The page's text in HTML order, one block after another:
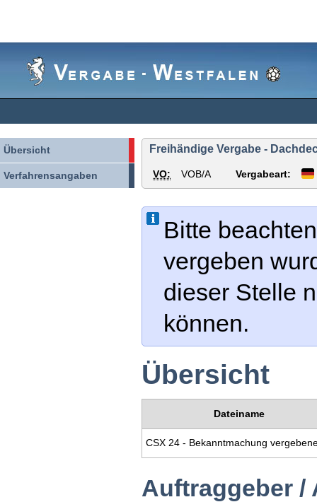
Übersicht
Verfahrensangaben
Freihändige Vergabe -
VO: VOB/A Vergabeart:
Bitte
vergeben
dieser Stelle
können.
Übersicht
Dateiname
Auftraggeber /